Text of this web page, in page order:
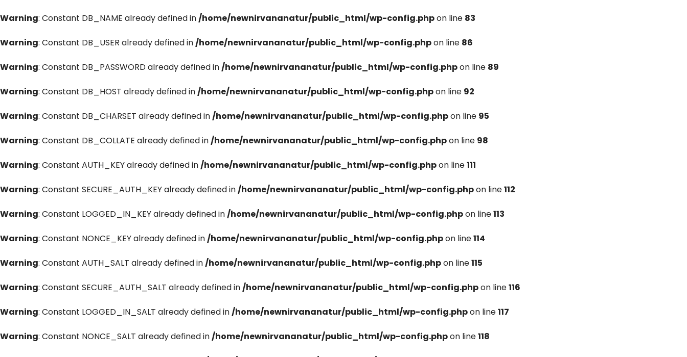
Warning: Constant DB_NAME already defined in/home/newnirvananatur/public_html/wp-config.phpon line 83
Warning: Constant DB_USER already defined in/home/newnirvananatur/public_html/wp-config.phpon line 86
Warning: Constant DB_PASSWORD already defined in/home/newnirvananatur/public_html/wp-config.phpon line 89
Warning: Constant DB_HOST already defined in/home/newnirvananatur/public_html/wp-config.phpon line 92
Warning: Constant DB_CHARSET already defined in/home/newnirvananatur/public_html/wp-config.phpon line 95
Warning: Constant DB_COLLATE already defined in/home/newnirvananatur/public_html/wp-config.phpon line 98
Warning: Constant AUTH_KEY already defined in/home/newnirvananatur/public_html/wp-config.phpon line111
Warning: Constant SECURE_AUTH_KEY already defined in/home/newnirvananatur/public_html/wp-config.phpon line112
Warning: Constant LOGGED_IN_KEY already defined in/home/newnirvananatur/public_html/wp-config.phpon line113
Warning: Constant NONCE_KEY already defined in/home/newnirvananatur/public_html/wp-config.phpon line114
Warning: Constant AUTH_SALT already defined in/home/newnirvananatur/public_html/wp-config.phpon line115
Warning: Constant SECURE_AUTH_SALT already defined in/home/newnirvananatur/public_html/wp-config.phpon line116
Warning: Constant LOGGED_IN_SALT already defined in/home/newnirvananatur/public_html/wp-config.phpon line117
Warning: Constant NONCE_SALT already defined in/home/newnirvananatur/public_html/wp-config.phpon line118